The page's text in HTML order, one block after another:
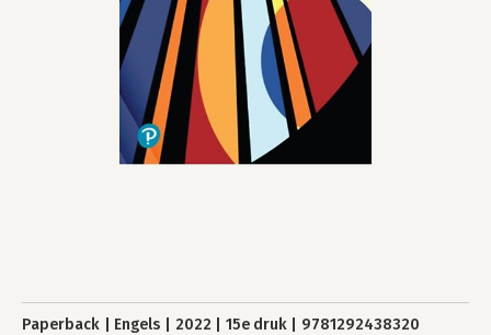
Paperback Engels 2022 15e druk 9781292438320